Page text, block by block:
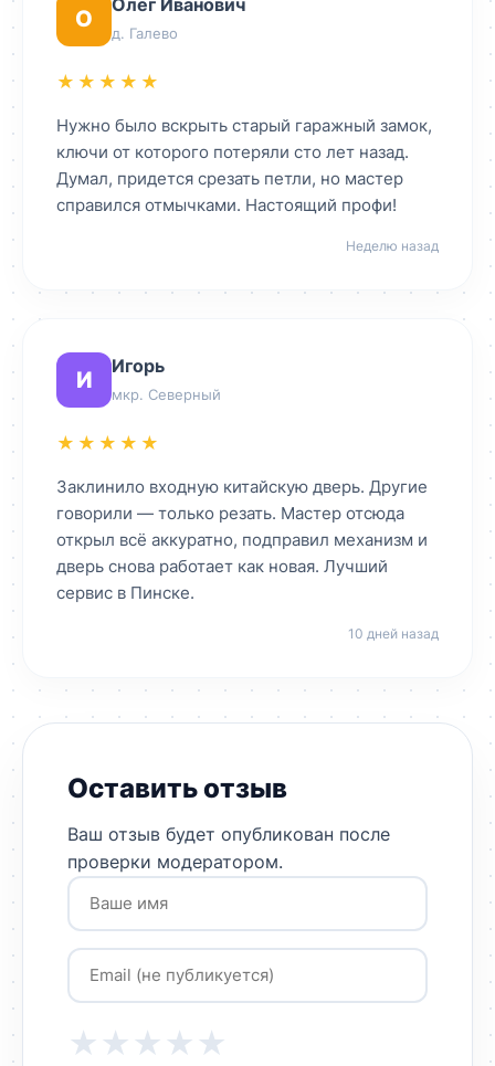
О
д. Галево
★★★★★
Нужно было вскрыть старый гаражный замок,
ключи от которого потеряли сто лет назад.
Думал, придется срезать петли, но мастер
справился отмычками. Настоящий профи!
Неделю назад
И
Игорь
мкр. Северный
★★★★★
Заклинило входную китайскую дверь. Другие
говорили — только резать. Мастер отсюда
открыл всё аккуратно, подправил механизм и
дверь снова работает как новая. Лучший
сервис в Пинске.
10 дней назад
Оставить отзыв
Ваш отзыв будет опубликован после
проверки модератором.
★
★
★
★
★